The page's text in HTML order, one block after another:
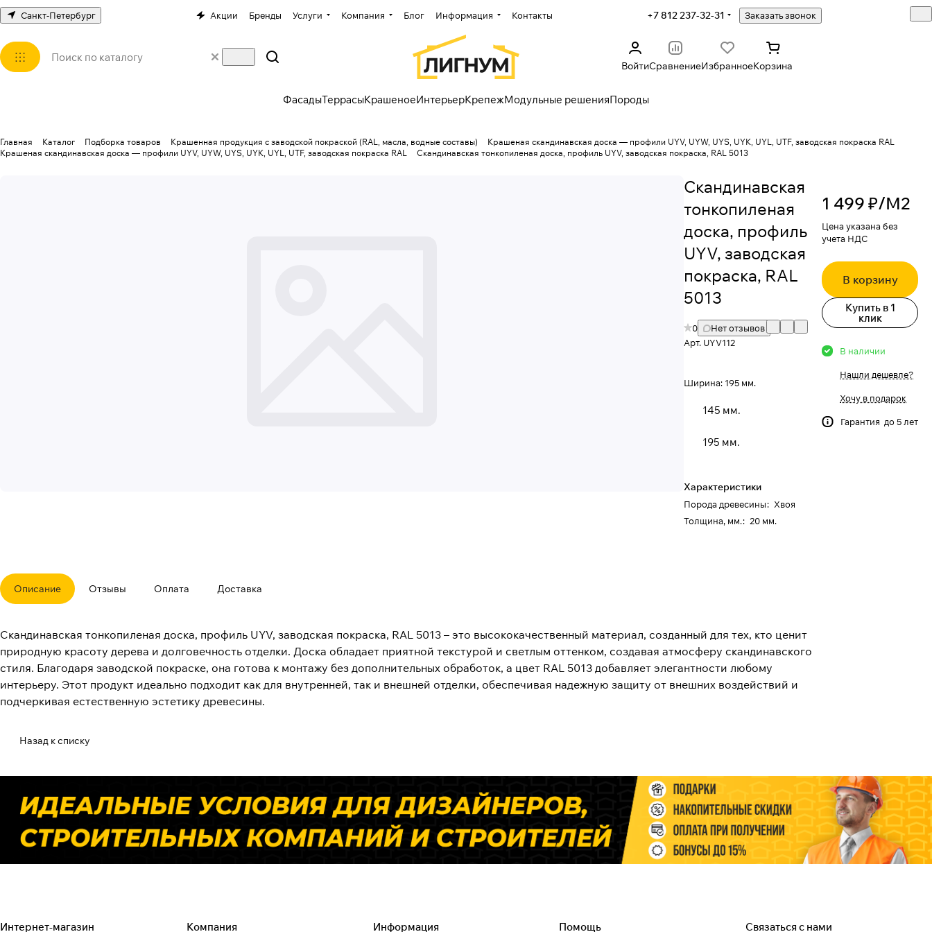
Санкт-Петербург Акции Бренды Услуги Компания Блог Информация Контакты +7 812 237-32-31 Заказать звонок
ВойтиСравнениеИзбранноеКорзина
ФасадыТеррасыКрашеноеИнтерьерКрепежМодульные решенияПороды
Главная Каталог Подборка товаров Крашенная продукция с заводской покраской (RAL, масла, водные составы)
Крашеная скандинавская доска — профили UYV, UYW, UYS, UYK, UYL, UTF, заводская покраска RAL
Крашеная скандинавская доска — профили UYV, UYW, UYS, UYK, UYL, UTF, заводская покраска RAL
Скандинавская тонкопиленая доска, профиль UYV, заводская покраска, RAL 5013
Скандинавская
тонкопиленая
доска, профиль
UYV, заводская
покраска, RAL
5013
0
Нет отзывов
Арт. UYV112
Ширина: 195 мм.
145 мм.
195 мм.
Характеристики
Порода древесины: Хвоя
Толщина, мм.: 20 мм.
1 499 ₽/М2
Цена указана без
учета НДС
В корзину
Купить в 1
клик
В наличии
Нашли дешевле?
Хочу в подарок
Гарантия до 5 лет
Описание Отзывы Оплата Доставка
Скандинавская тонкопиленая доска, профиль UYV, заводская покраска, RAL 5013 – это высококачественный материал, созданный для тех, кто ценит
природную красоту дерева и долговечность отделки. Доска обладает приятной текстурой и светлым оттенком, создавая атмосферу скандинавского
стиля. Благодаря заводской покраске, она готова к монтажу без дополнительных обработок, а цвет RAL 5013 добавляет элегантности любому
интерьеру. Этот продукт идеально подходит как для внутренней, так и внешней отделки, обеспечивая надежную защиту от внешних воздействий и
подчеркивая естественную эстетику древесины.
Назад к списку
Интернет-магазин Компания Информация Помощь Связаться с нами